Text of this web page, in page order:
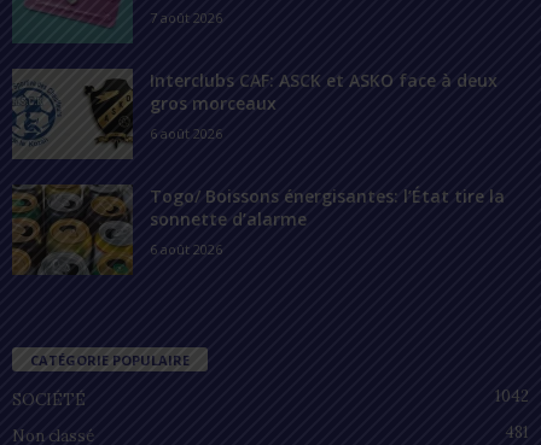
7 août 2026
Interclubs CAF: ASCK et ASKO face à deux
gros morceaux
6 août 2026
Togo/ Boissons énergisantes: l’État tire la
sonnette d’alarme
6 août 2026
CATÉGORIE POPULAIRE
SOCIÉTÉ
1042
Non classé
481